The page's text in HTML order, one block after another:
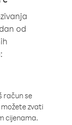
od
račun se
zvati
cijenama.